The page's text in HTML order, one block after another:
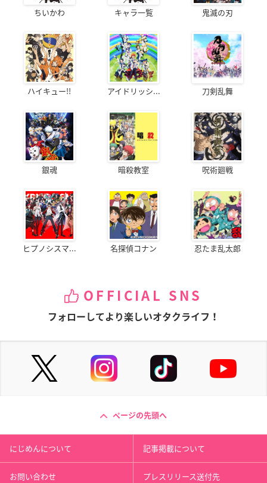
ちいかわ キャラ一覧 鬼滅の刃
ハイキュー!! アイドリッシ... 刀剣乱舞
銀魂 暗殺教室 呪術廻戦
ヒプノシスマ... 名探偵コナン 忍たま乱太郎
OFFICIAL SNS
フォローしてより楽しいオタクライフ！
ページの先頭へ
にじめんについて 記事掲載について
お問い合わせ プレスリリース送付先